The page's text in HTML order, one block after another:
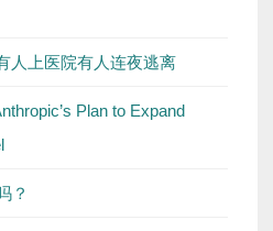
人上医院有人连夜逃离
Plan to Expand
？